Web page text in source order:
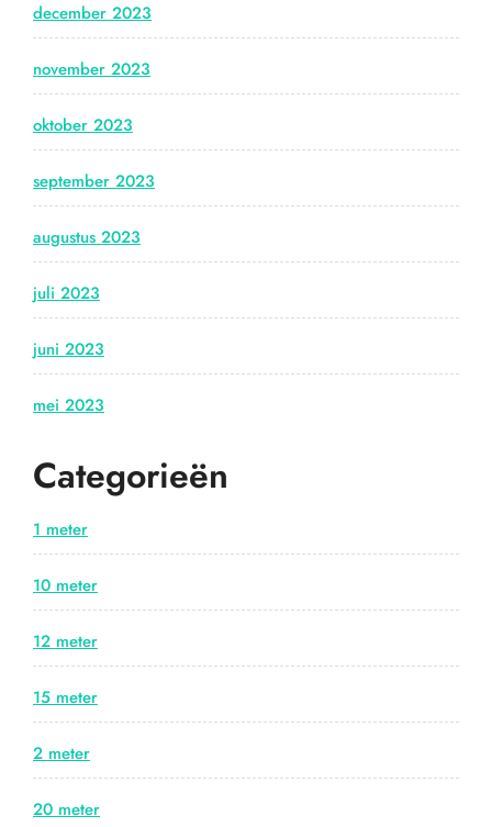
december 2023
november 2023
oktober 2023
september 2023
augustus 2023
juli 2023
juni 2023
mei 2023
Categorieën
1 meter
10 meter
12 meter
15 meter
2 meter
20 meter